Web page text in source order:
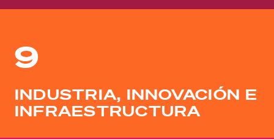
9
INDUSTRIA, INNOVACIÓN E
INFRAESTRUCTURA